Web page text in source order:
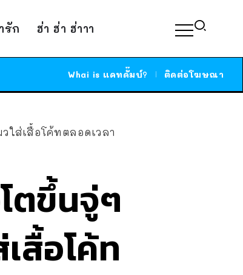
รัก ฮ่า ฮ่า ฮ่าาา
Whai is แคทดั๊มบ์? ติดต่อโฆษณา
ใส่เสื้อโค้ทตลอดเวลา
ตขึ้นจู่ๆ
สื้อโค้ท